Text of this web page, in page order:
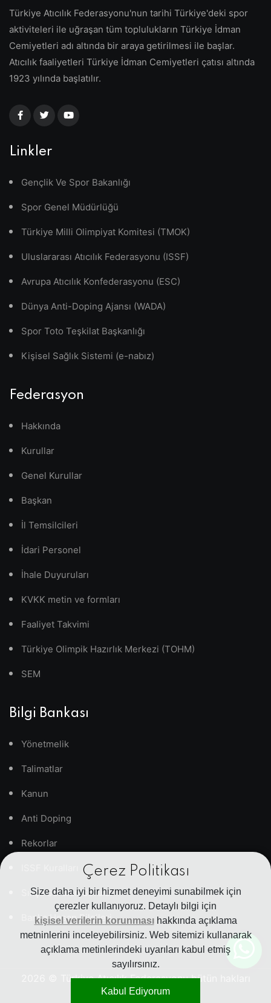
Çerez Politikası
Size daha iyi bir hizmet deneyimi sunabilmek için
çerezler kullanıyoruz. Detaylı bilgi için
kişisel verilerin korunmasıhakkında açıklama
metninlerini inceleyebilirsiniz. Web sitemizi kullanarak
açıklama metinlerindeki uyarıları kabul etmiş
sayılırsınız.
Kabul Ediyorum
Türkiye Atıcılık Federasyonu'nun tarihi Türkiye'deki spor
aktiviteleri ile uğraşan tüm toplulukların Türkiye İdman
Cemiyetleri adı altında bir araya getirilmesi ile başlar.
Atıcılık faaliyetleri Türkiye İdman Cemiyetleri çatısı altında
1923 yılında başlatılır.
Linkler
Gençlik Ve Spor Bakanlığı
Spor Genel Müdürlüğü
Türkiye Milli Olimpiyat Komitesi (TMOK)
Uluslararası Atıcılık Federasyonu (ISSF)
Avrupa Atıcılık Konfederasyonu (ESC)
Dünya Anti-Doping Ajansı (WADA)
Spor Toto Teşkilat Başkanlığı
Kişisel Sağlık Sistemi (e-nabız)
Federasyon
Hakkında
Kurullar
Genel Kurullar
Başkan
İl Temsilcileri
İdari Personel
İhale Duyuruları
KVKK metin ve formları
Faaliyet Takvimi
Türkiye Olimpik Hazırlık Merkezi (TOHM)
SEM
Bilgi Bankası
Yönetmelik
Talimatlar
Kanun
Anti Doping
Rekorlar
Sıkça Sorulan Sorular
Banka Hesap Bilgileri
© Türkiye Atıcılık Federasyonu bütün hakları
saklıdır.